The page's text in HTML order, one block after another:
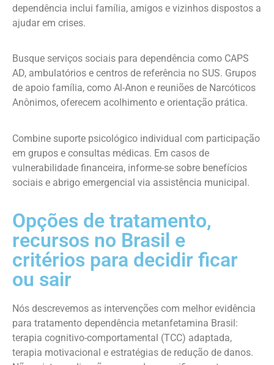
dependência inclui família, amigos e vizinhos dispostos a
ajudar em crises.
Busque serviços sociais para dependência como CAPS
AD, ambulatórios e centros de referência no SUS. Grupos
de apoio família, como Al-Anon e reuniões de Narcóticos
Anônimos, oferecem acolhimento e orientação prática.
Combine suporte psicológico individual com participação
em grupos e consultas médicas. Em casos de
vulnerabilidade financeira, informe-se sobre benefícios
sociais e abrigo emergencial via assistência municipal.
Opções de tratamento,
recursos no Brasil e
critérios para decidir ficar
ou sair
Nós descrevemos as intervenções com melhor evidência
para tratamento dependência metanfetamina Brasil:
terapia cognitivo-comportamental (TCC) adaptada,
terapia motivacional e estratégias de redução de danos.